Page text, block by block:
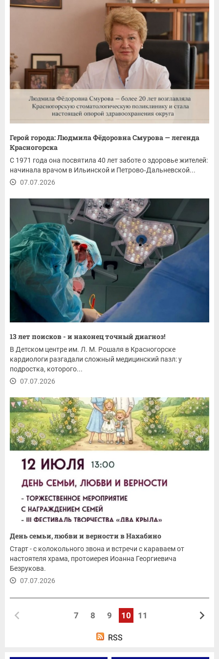
Герой города: Людмила Фёдоровна Смурова — легенда
Красногорска
С 1971 года она посвятила 40 лет заботе о здоровье жителей:
начинала врачом в Ильинской и Петрово‑Дальневской...
07.07.2026
13 лет поисков - и наконец точный диагноз!
В Детском центре им. Л. М. Рошаля в Красногорске
кардиологи разгадали сложный медицинский пазл: у
подростка, которого...
07.07.2026
День семьи, любви и верности в Нахабино
Старт - с колокольного звона и встречи с караваем от
настоятеля храма, протоиерея Иоанна Георгиевича
Безрукова.
07.07.2026
7 8 9 10 11
RSS